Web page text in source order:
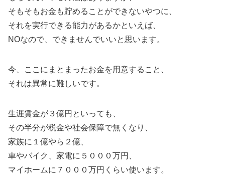
そもそもお金も貯めることができないやつに、
それを実行できる能力があるかといえば、
NOなので、できませんでいいと思います。
今、ここにまとまったお金を用意すること、
それは異常に難しいです。
生涯賃金が３億円といっても、
その半分が税金や社会保障で無くなり、
家族に１億やら２億、
車やバイク、家電に５０００万円、
マイホームに７０００万円くらい使います。